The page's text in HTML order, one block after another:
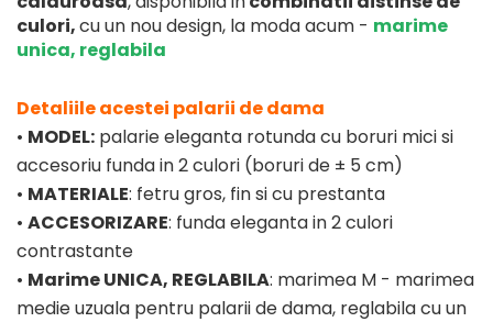
culori,cu un nou design, la moda acum - marime
unica, reglabila
Detaliile acestei palarii de dama
• MODEL: palarie eleganta rotunda cu boruri mici si
accesoriu funda in 2 culori (boruri de ± 5 cm)
• MATERIALE: fetru gros, fin si cu prestanta
• ACCESORIZARE: funda eleganta in 2 culori
contrastante
• Marime UNICA, REGLABILA: marimea M - marimea
medie uzuala pentru palarii de dama, reglabila cu un